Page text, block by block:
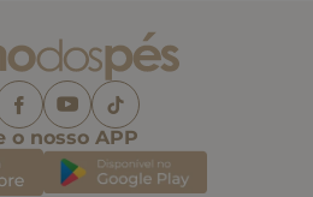
o nosso APP